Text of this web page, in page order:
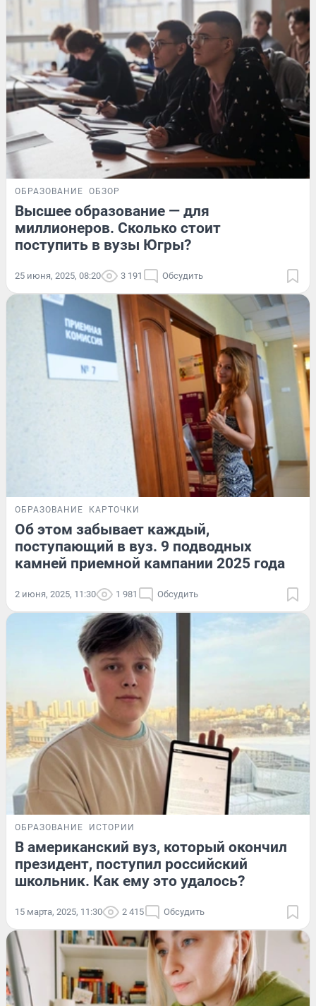
ОБРАЗОВАНИЕ ОБЗОР
Высшее образование — для
миллионеров. Сколько стоит
поступить в вузы Югры?
25 июня, 2025, 08:20 3 191 Обсудить
ОБРАЗОВАНИЕ КАРТОЧКИ
Об этом забывает каждый,
поступающий в вуз. 9 подводных
камней приемной кампании 2025 года
2 июня, 2025, 11:30 1 981 Обсудить
ОБРАЗОВАНИЕ ИСТОРИИ
В американский вуз, который окончил
президент, поступил российский
школьник. Как ему это удалось?
15 марта, 2025, 11:30 2 415 Обсудить